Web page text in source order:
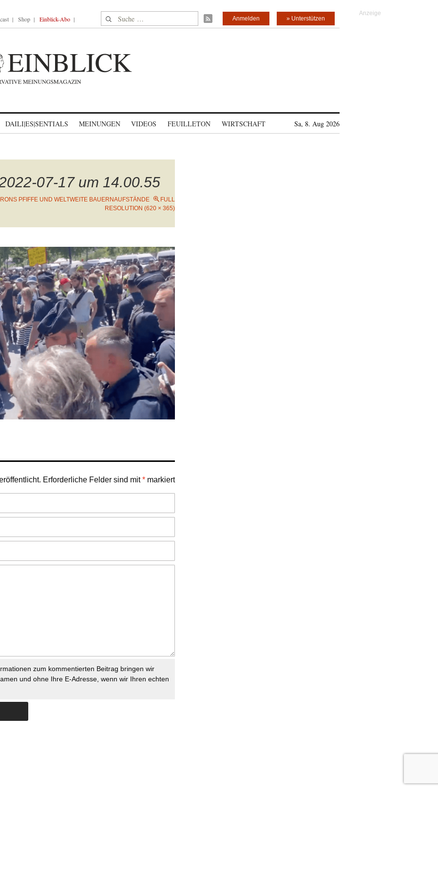
Shop Einblick-Abo Suche nach: » Unterstützen
Anmelden
DAILI|ES|SENTIALS MEINUNGEN VIDEOS FEUILLETON WIRTSCHAFT Sa, 8. Aug 2026
07-17 um 14.00.55
PFIFFE UND WELTWEITE BAUERNAUFSTÄNDE
FULL
RESOLUTION (620 × 365)
Erforderliche Felder sind mit* markiert
zum kommentierten Beitrag bringen wir
und ohne Ihre E-Adresse, wenn wir Ihren echten